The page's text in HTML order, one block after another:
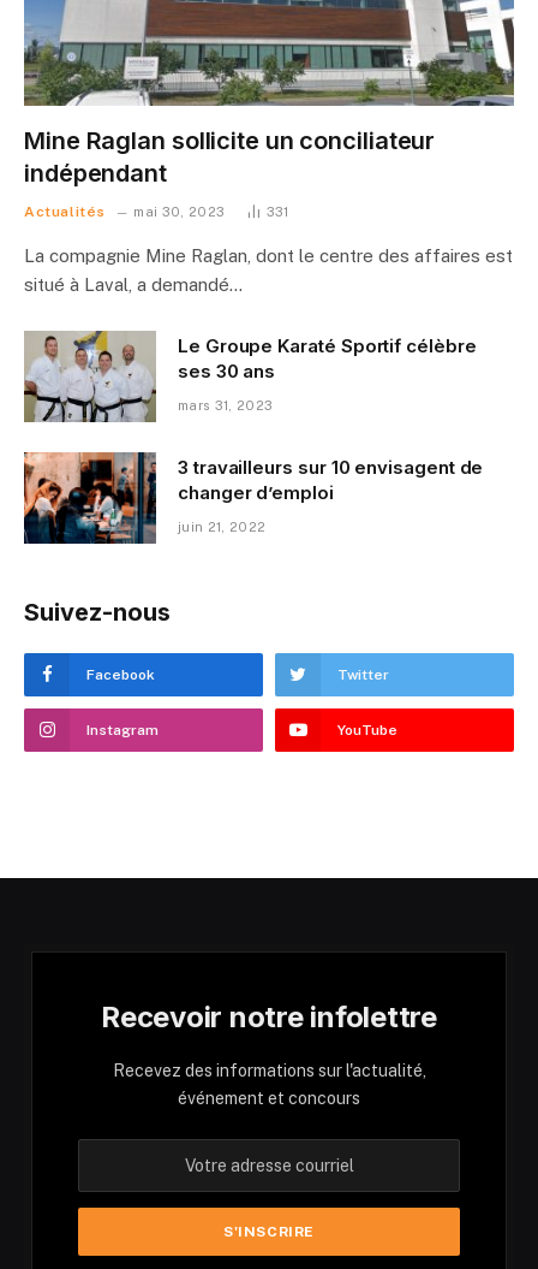
Mine Raglan sollicite un conciliateur
indépendant
Actualités mai 30, 2023 331
La compagnie Mine Raglan, dont le centre des affaires est
situé à Laval, a demandé…
Le Groupe Karaté Sportif célèbre
ses 30 ans
mars 31, 2023
3 travailleurs sur 10 envisagent de
changer d’emploi
juin 21, 2022
Suivez-nous
Facebook Twitter
Instagram YouTube
Recevoir notre infolettre
Recevez des informations sur l'actualité,
événement et concours